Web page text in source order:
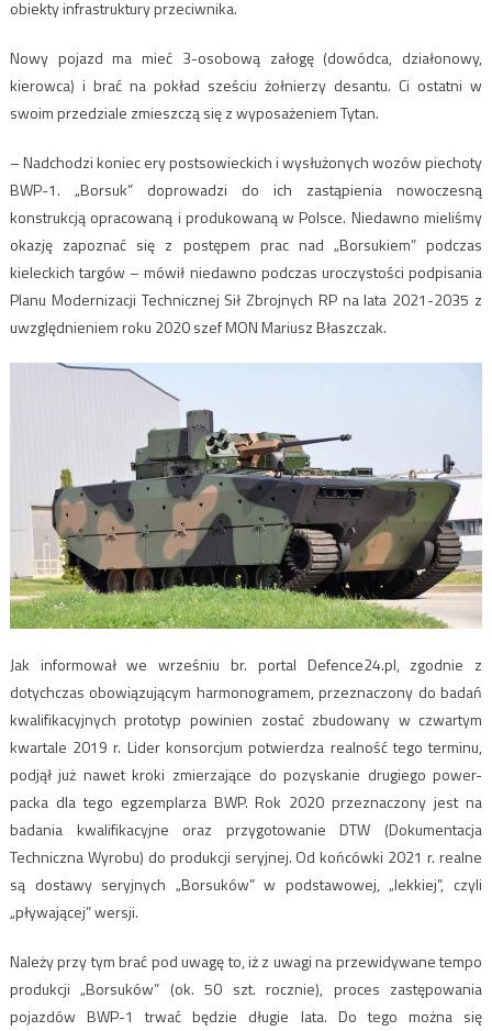
obiekty infrastruktury przeciwnika.
Nowy pojazd ma mieć 3-osobową załogę (dowódca, działonowy,
kierowca) i brać na pokład sześciu żołnierzy desantu. Ci ostatni w
swoim przedziale zmieszczą się z wyposażeniem Tytan.
– Nadchodzi koniec ery postsowieckich i wysłużonych wozów piechoty
BWP-1. „Borsuk” doprowadzi do ich zastąpienia nowoczesną
konstrukcją opracowaną i produkowaną w Polsce. Niedawno mieliśmy
okazję zapoznać się z postępem prac nad „Borsukiem” podczas
kieleckich targów – mówił niedawno podczas uroczystości podpisania
Planu Modernizacji Technicznej Sił Zbrojnych RP na lata 2021-2035 z
uwzględnieniem roku 2020 szef MON Mariusz Błaszczak.
Jak informował we wrześniu br. portal Defence24.pl, zgodnie z
dotychczas obowiązującym harmonogramem, przeznaczony do badań
kwalifikacyjnych prototyp powinien zostać zbudowany w czwartym
kwartale 2019 r. Lider konsorcjum potwierdza realność tego terminu,
podjął już nawet kroki zmierzające do pozyskanie drugiego power-
packa dla tego egzemplarza BWP. Rok 2020 przeznaczony jest na
badania kwalifikacyjne oraz przygotowanie DTW (Dokumentacja
Techniczna Wyrobu) do produkcji seryjnej. Od końcówki 2021 r. realne
są dostawy seryjnych „Borsuków” w podstawowej, „lekkiej”, czyli
„pływającej” wersji.
Należy przy tym brać pod uwagę to, iż z uwagi na przewidywane tempo
produkcji „Borsuków” (ok. 50 szt. rocznie), proces zastępowania
pojazdów BWP-1 trwać będzie długie lata. Do tego można się